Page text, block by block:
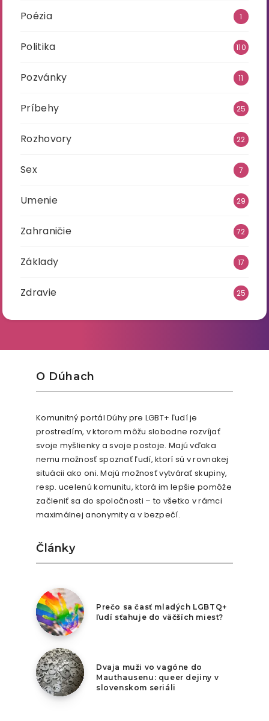
Poézia 1
Politika 110
Pozvánky 11
Príbehy 25
Rozhovory 22
Sex 7
Umenie 29
Zahraničie 72
Základy 17
Zdravie 25
O Dúhach
Komunitný portál Dúhy pre LGBT+ ľudí je
prostredím, v ktorom môžu slobodne rozvíjať
svoje myšlienky a svoje postoje. Majú vďaka
nemu možnosť spoznať ľudí, ktorí sú v rovnakej
situácii ako oni. Majú možnosť vytvárať skupiny,
resp. ucelenú komunitu, ktorá im lepšie pomôže
začleniť sa do spoločnosti – to všetko v rámci
maximálnej anonymity a v bezpečí.
Články
Prečo sa časť mladých LGBTQ+
ľudí sťahuje do väčších miest?
Dvaja muži vo vagóne do
Mauthausenu: queer dejiny v
slovenskom seriáli